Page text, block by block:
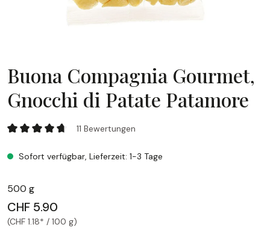
Buona Compagnia Gourmet,
Gnocchi di Patate Patamore
Buona Compagnia Gourmet, Gnocchi di Patate Patamore
11 Bewertungen
Sofort verfügbar, Lieferzeit: 1-3 Tage
500 g
CHF 5.90
(CHF 1.18* / 100 g)